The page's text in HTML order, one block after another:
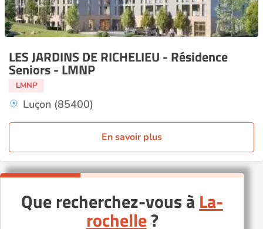
LES JARDINS DE RICHELIEU - Résidence
Seniors - LMNP
LMNP
Luçon (85400)
En savoir plus
Que recherchez-vous àLa-
rochelle?